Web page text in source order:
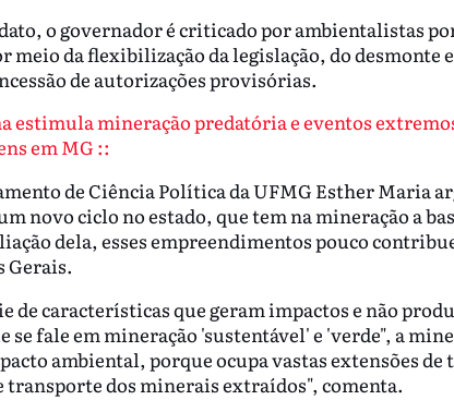
o governador é criticado por ambientalistas
meio da flexibilização da legislação, do desmonte
de autorizações provisórias.
estimula mineração predatória e eventos
em MG ::
de Ciência Política da UFMG Esther Maria
novo ciclo no estado, que tem na mineração a
dela, esses empreendimentos pouco
Gerais.
de características que geram impactos e não
se fale em mineração 'sustentável' e 'verde", a
ambiental, porque ocupa vastas extensões
transporte dos minerais extraídos", comenta.